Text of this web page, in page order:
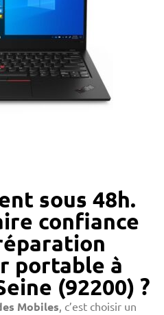
sous 48h.
confiance
portable à
(92200) ?
Mobiles, c’est choisir un